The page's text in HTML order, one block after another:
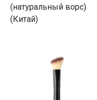
(натуральный ворс)
(Китай)